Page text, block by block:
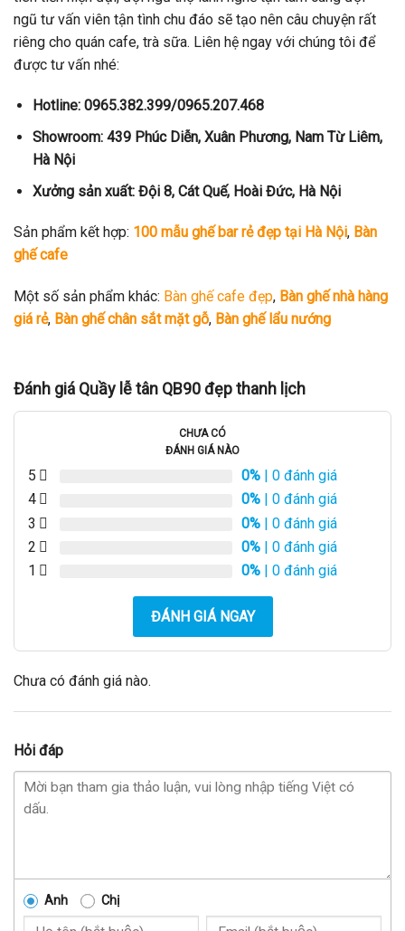
ngũ tư vấn viên tận tình chu đáo sẽ tạo nên câu chuyện rất
riêng cho quán cafe, trà sữa. Liên hệ ngay với chúng tôi để
được tư vấn nhé:
Hotline: 0965.382.399/0965.207.468
Showroom: 439 Phúc Diễn, Xuân Phương, Nam Từ Liêm,
Hà Nội
Xưởng sản xuất: Đội 8, Cát Quế, Hoài Đức, Hà Nội
Sản phẩm kết hợp: 100 mẫu ghế bar rẻ đẹp tại Hà Nội, Bàn
ghế cafe
Một số sản phẩm khác: Bàn ghế cafe đẹp, Bàn ghế nhà hàng
giá rẻ, Bàn ghế chân sắt mặt gỗ, Bàn ghế lẩu nướng
Đánh giá Quầy lễ tân QB90 đẹp thanh lịch
CHƯA CÓ
ĐÁNH GIÁ NÀO
5 0% | 0 đánh giá
4
0% | 0 đánh giá
3
0% | 0 đánh giá
2
0% | 0 đánh giá
1
0% | 0 đánh giá
ĐÁNH GIÁ NGAY
Chưa có đánh giá nào.
Hỏi đáp
Anh Chị